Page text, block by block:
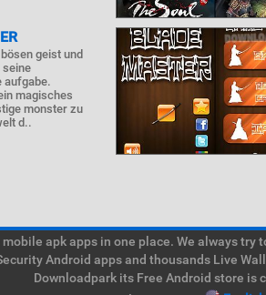
geist und
seine
aufgabe.
magisches
monster zu
d..
apk apps in one place. We always
Android apps and thousands Live
Downloadpark its Free Android store is